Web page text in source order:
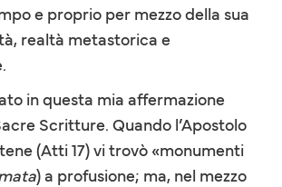
e proprio per mezzo della sua
realtà metastorica e
in questa mia affermazione
Scritture. Quando l’Apostolo
(Atti 17) vi trovò «monumenti
) a profusione; ma, nel mezzo